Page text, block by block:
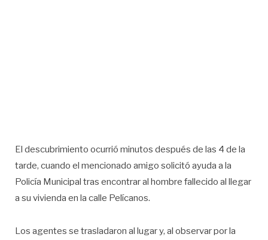
El descubrimiento ocurrió minutos después de las 4 de la
tarde, cuando el mencionado amigo solicitó ayuda a la
Policía Municipal tras encontrar al hombre fallecido al llegar
a su vivienda en la calle Pelícanos.
Los agentes se trasladaron al lugar y, al observar por la